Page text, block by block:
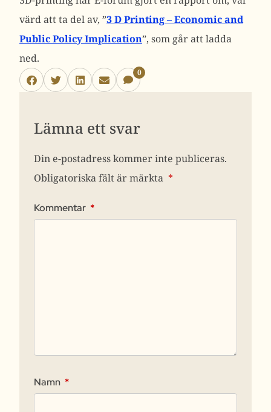
värd att ta del av, ”3 D Printing – Economic and
Public Policy Implication”, som går att ladda
ned.
0
Lämna ett svar
Din e-postadress kommer inte publiceras.
Obligatoriska fält är märkta *
Kommentar *
Namn *